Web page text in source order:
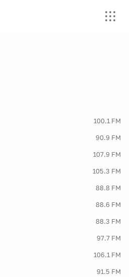
100.1 FM
90.9 FM
107.9 FM
105.3 FM
88.8 FM
88.6 FM
88.3 FM
97.7 FM
106.1 FM
91.5 FM